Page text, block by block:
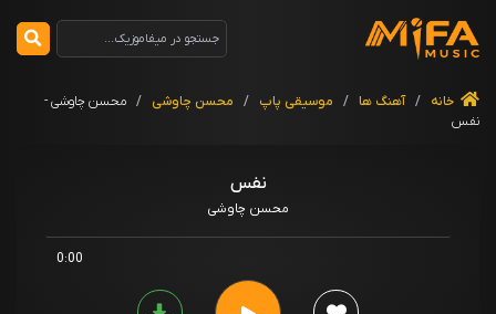
خانه / آهنگ ها / موسیقی پاپ / محسن چاوشی / محسن چاوشی -
نفس
نفس
محسن چاوشی
0:00